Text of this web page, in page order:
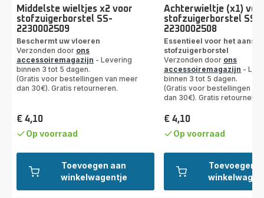
Toevoegen aan
winkelwagentje
Middelste wieltjes x2 voor
stofzuigerborstel SS-
2230002509
Beschermt uw vloeren
Verzonden door ons
accessoiremagazijn - Levering
binnen 3 tot 5 dagen.
(Gratis voor bestellingen van meer
dan 30€). Gratis retourneren.
Prijs
€ 4,10
Op voorraad
Toevoegen
Achterwieltje (x1)
stofzuigerborstel SS-
2230002508
Essentieel voor het
stofzuigerborstel
Verzonden door ons
accessoiremagazijn -
binnen 3 tot 5 dagen.
(Gratis voor bestellingen
dan 30€). Gratis
Prijs
€ 4,10
Op voorraad